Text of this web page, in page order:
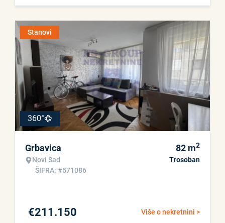
Stanovi
360°
Grbavica
Novi Sad
ŠIFRA: #571086
82 m2
Trosoban
Više o nekretnini >
€211.150